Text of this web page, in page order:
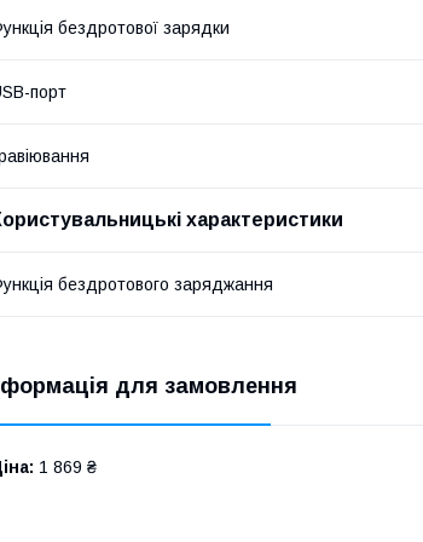
бездротової зарядки
порт
характеристики
бездротового заряджання
для замовлення
1 869 ₴